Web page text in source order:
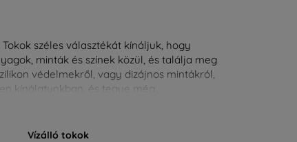
széles választékát kínáljuk, hogy
minták és színek közül, és találja meg
védelmekről, vagy dizájnos mintákról,
kínálatunkban, és tegye még
Vízálló tokok